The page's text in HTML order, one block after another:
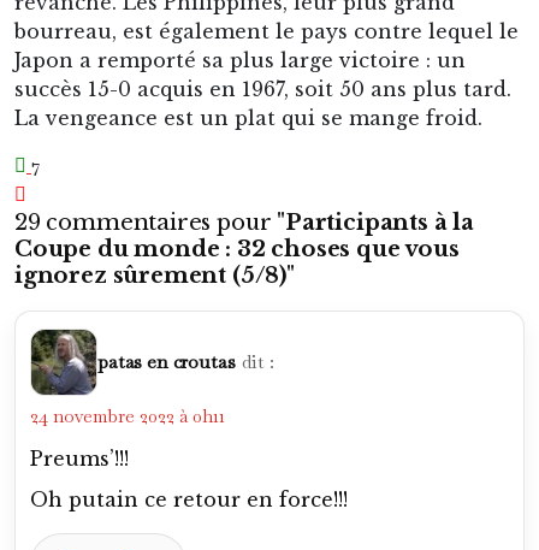
bourreau, est également le pays contre lequel le
Japon a remporté sa plus large victoire : un
succès 15-0 acquis en 1967, soit 50 ans plus tard.
La vengeance est un plat qui se mange froid.
7
29 commentaires pour "Participants à la
Coupe du monde : 32 choses que vous
ignorez sûrement (5/8)"
patas en croutas dit :
24 novembre 2022 à 0h11
Preums’!!!
Oh putain ce retour en force!!!